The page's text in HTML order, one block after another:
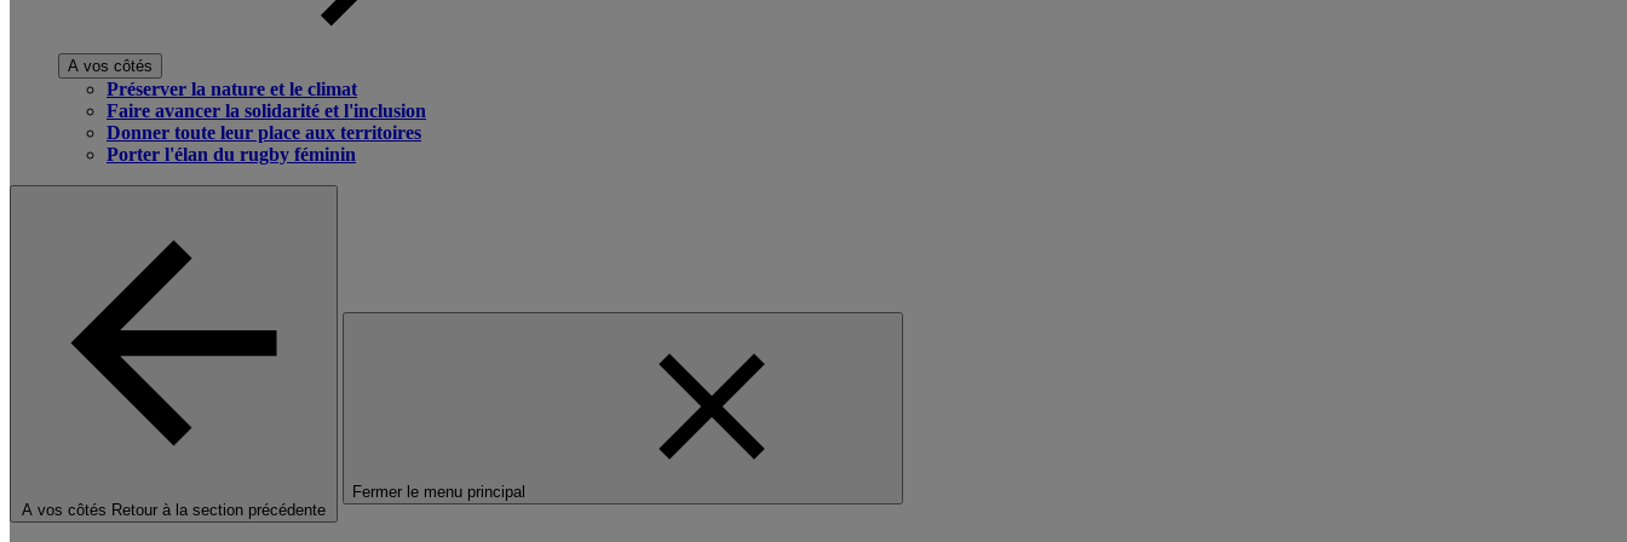
A vos côtés
Préserver la nature et le climat
Faire avancer la solidarité et l'inclusion
Donner toute leur place aux territoires
Porter l'élan du rugby féminin
A vos côtés Retour à la section précédente
Fermer le menu principal